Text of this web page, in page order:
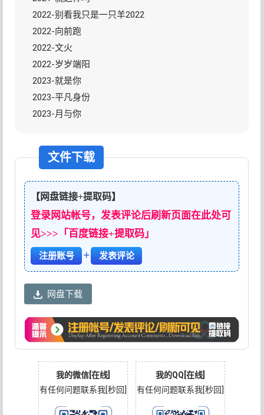
2022-别看我只是一只羊2022
2022-向前跑
2022-文火
2022-岁岁端阳
2023-就是你
2023-平凡身份
2023-月与你
文件下载
【网盘链接+提取码】
登录网站帐号，发表评论后刷新页面在此处可
见>>>「百度链接+提取码」
注册账号 + 发表评论
网盘下载
我的微信[在线]
有任何问题联系我[秒回]
我的QQ[在线]
有任何问题联系我[秒回]